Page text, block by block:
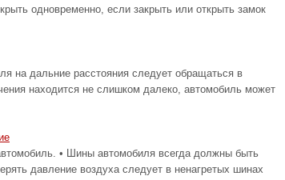
одновременно, если закрыть или открыть замок
на дальние расстояния следует обращаться в
находится не слишком далеко, автомобиль может
• Шины автомобиля всегда должны быть
давление воздуха следует в ненагретых шинах